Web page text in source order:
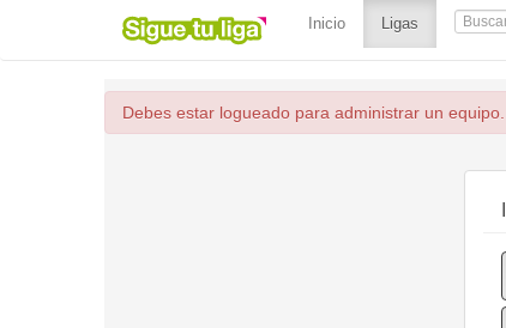
Inicio Ligas (current)
Debes estar logueado para administrar un equipo.